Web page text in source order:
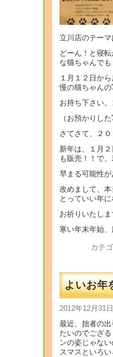
立川店のテー
どーん！と寝
な猫ちゃんでも
１月１２日か
慢の猫ちゃんの
お持ち下さい
（お預かりし
さてさて、２
新年は、１月
も販売！！で
早まる可能性が
改めまして、
とっていい年
お祈りいたしま
寒い年末年始
カテ
よいお年
2012年12月31
最近、拙者の
たいのでござ
ンの姿じゃな
スマスといろ